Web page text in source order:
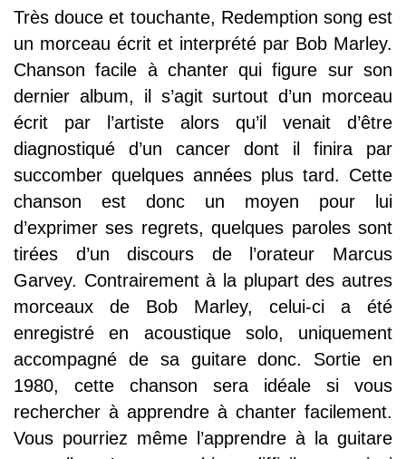
Très douce et touchante, Redemption song est
un morceau écrit et interprété par Bob Marley.
Chanson facile à chanter qui figure sur son
dernier album, il s’agit surtout d’un morceau
écrit par l’artiste alors qu’il venait d’être
diagnostiqué d’un cancer dont il finira par
succomber quelques années plus tard. Cette
chanson est donc un moyen pour lui
d’exprimer ses regrets, quelques paroles sont
tirées d’un discours de l’orateur Marcus
Garvey. Contrairement à la plupart des autres
morceaux de Bob Marley, celui-ci a été
enregistré en acoustique solo, uniquement
accompagné de sa guitare donc. Sortie en
1980, cette chanson sera idéale si vous
rechercher à apprendre à chanter facilement.
Vous pourriez même l’apprendre à la guitare